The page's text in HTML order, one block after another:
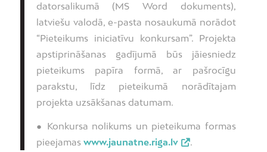
datorsalikumā (MS Word dokuments),
latviešu valodā, e-pasta nosaukumā norādot
“Pieteikums iniciatīvu konkursam”. Projekta
apstiprināšanas gadījumā būs jāiesniedz
pieteikums papīra formā, ar pašrocīgu
parakstu, līdz pieteikumā norādītajam
projekta uzsākšanas datumam.
● Konkursa nolikums un pieteikuma formas
pieejamas www.jaunatne.riga.lv .